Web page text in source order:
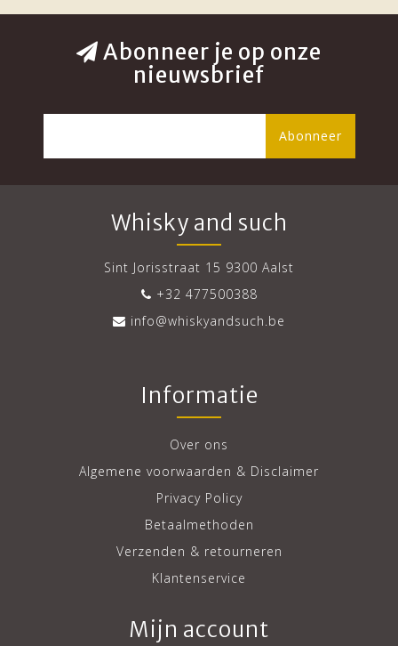
Abonneer je op onze
nieuwsbrief
Abonneer
Whisky and such
Sint Jorisstraat 15 9300 Aalst
+32 477500388
info@whiskyandsuch.be
Informatie
Over ons
Algemene voorwaarden & Disclaimer
Privacy Policy
Betaalmethoden
Verzenden & retourneren
Klantenservice
Mijn account